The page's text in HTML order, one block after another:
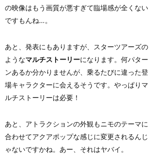
の映像はもう画質が悪すぎて臨場感が全くない
ですもんね…。
あと、発表にもありますが、スターツアーズの
ようなマルチストーリーになります。何パター
ンあるか分かりませんが、乗るたびに違った登
場キャラクターに会えるそうです。やっぱりマ
ルチストーリーは必要！
あと、アトラクションの外観もニモのテーマに
合わせてアクアポップな感じに変更されるんじ
ゃないですかね。あー、それはヤバイ。